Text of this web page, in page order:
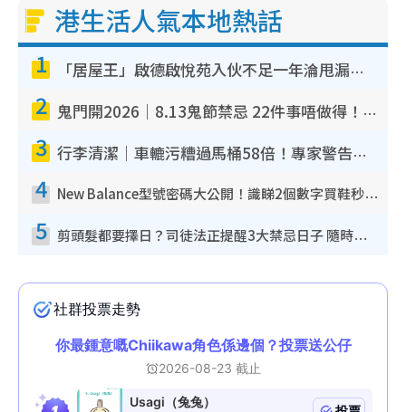
港生活人氣本地熱話
1 「居屋王」啟德啟悅苑入伙不足一年淪甩漏之王！插頭噴火花致大停電 多戶業主全屋家電報銷
2 鬼門開2026｜8.13鬼節禁忌 22件事唔做得！燒肉、刺身要少食？半夜勿吹口哨/打呢個電話
3 行李清潔｜車轆污糟過馬桶58倍！專家警告忌用酒精抹 教1招免污手除菌
4 New Balance型號密碼大公開！識睇2個數字買鞋秒知功能免中伏 附5大熱門鞋款
5 剪頭髮都要擇日？司徒法正提醒3大禁忌日子 隨時剪走財運！呢日剪髮恐「剪壽命」？